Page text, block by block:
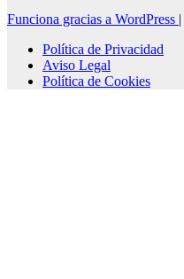
Funciona gracias a WordPress |
Política de Privacidad
Aviso Legal
Política de Cookies